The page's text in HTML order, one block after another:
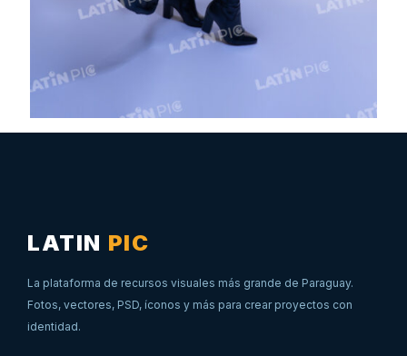
LATIN PIC
La plataforma de recursos visuales más grande de Paraguay.
Fotos, vectores, PSD, íconos y más para crear proyectos con
identidad.